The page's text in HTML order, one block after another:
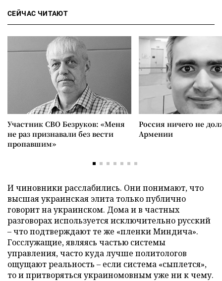
СЕЙЧАС ЧИТАЮТ
Участник СВО Безруков: «Меня
не раз признавали без вести
пропавшим»
Россия ничего не
Армении
И чиновники расслабились. Они понимают, что
высшая украинская элита только публично
говорит на украинском. Дома и в частных
разговорах используется исключительно русский
– что подтверждают те же «пленки Миндича».
Госслужащие, являясь частью системы
управления, часто куда лучше политологов
ощущают реальность – если система «сыплется»,
то и притворяться украиномовным уже ни к чему.